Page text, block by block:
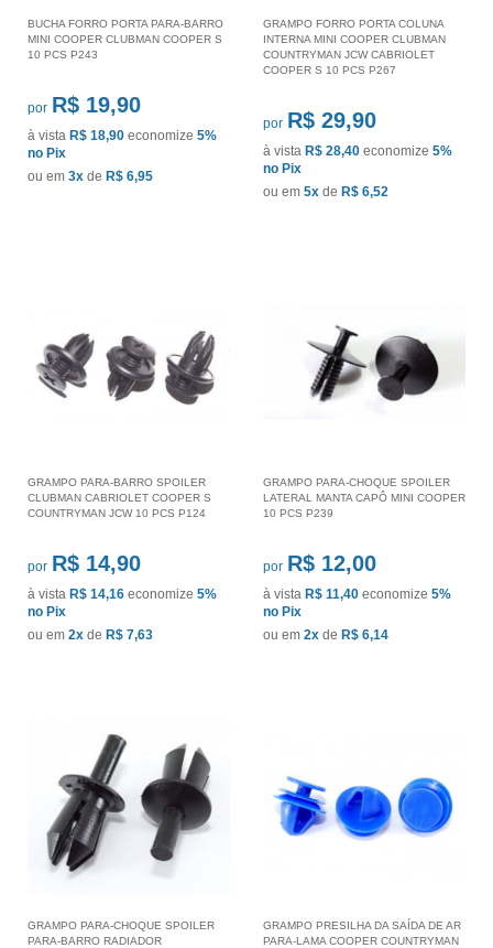
BUCHA FORRO PORTA PARA-BARRO
MINI COOPER CLUBMAN COOPER S
10 PCS P243
por R$ 19,90
à vista R$ 18,90 economize 5%
no Pix
ou em 3x de R$ 6,95
GRAMPO FORRO PORTA COLUNA
INTERNA MINI COOPER CLUBMAN
COUNTRYMAN JCW CABRIOLET
COOPER S 10 PCS P267
por R$ 29,90
à vista R$ 28,40 economize 5%
no Pix
ou em 5x de R$ 6,52
GRAMPO PARA-BARRO SPOILER
CLUBMAN CABRIOLET COOPER S
COUNTRYMAN JCW 10 PCS P124
por R$ 14,90
à vista R$ 14,16 economize 5%
no Pix
ou em 2x de R$ 7,63
GRAMPO PARA-CHOQUE SPOILER
LATERAL MANTA CAPÔ MINI COOPER
10 PCS P239
por R$ 12,00
à vista R$ 11,40 economize 5%
no Pix
ou em 2x de R$ 6,14
GRAMPO PARA-CHOQUE SPOILER
PARA-BARRO RADIADOR
GRAMPO PRESILHA DA SAÍDA DE AR
PARA-LAMA COOPER COUNTRYMAN